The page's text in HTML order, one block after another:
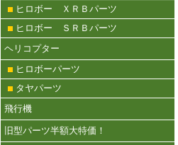
ヒロボー ＸＲＢパーツ
ヒロボー ＳＲＢパーツ
ヘリコプター
ヒロボーパーツ
タヤパーツ
飛行機
旧型パーツ半額大特価！